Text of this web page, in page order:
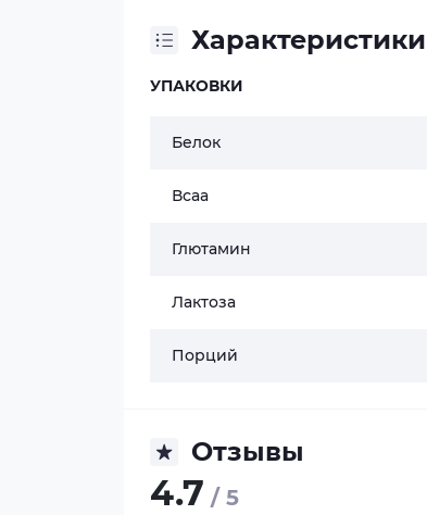
Характеристики
УПАКОВКИ
Белок
Всаа
Глютамин
Лактоза
Порций
Отзывы
4.7 / 5